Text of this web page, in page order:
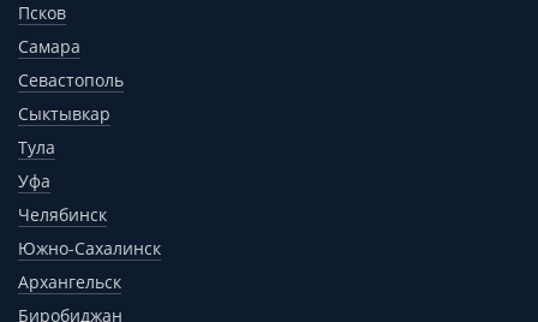
Псков
Самара
Севастополь
Сыктывкар
Тула
Уфа
Челябинск
Южно-Сахалинск
Архангельск
Биробиджан